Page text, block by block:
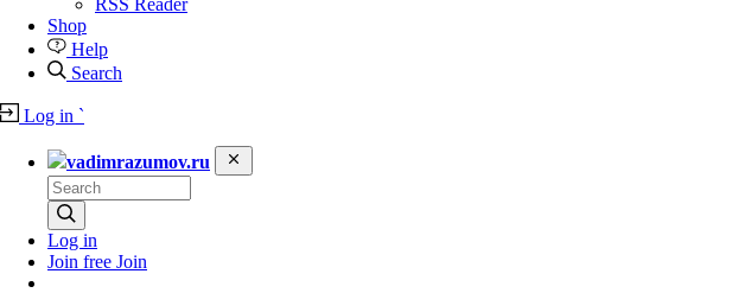
RSS Reader
Shop
Help
Search
Log in `
vadimrazumov.ru
Log in
Join free Join